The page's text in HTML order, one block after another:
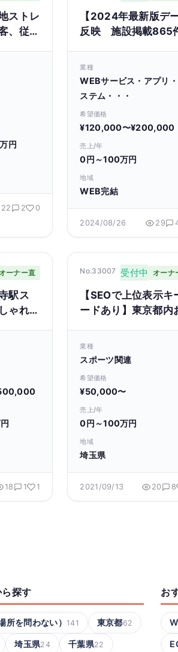
ストレ
、従業
円
22 2 0
【2024年最新版デ
反映 施設掲載865
索サイト（口コミ機
り）
業種
WEBサービス・アプリ
ステム・・・
希望価格
¥120,000〜¥200,000
売上/年
0円～100万円
地域
WEB完結
2024/08/26 29
オーナー直
駅ス
ゃれな
ルジム
ます
18 1 1
No.33007 受付中 オーナ
【SEOで上位表示キ
ードあり】東京都内
サイト
業種
スポーツ関連
希望価格
¥50,000〜
売上/年
0円～100万円
地域
埼玉県
2021/09/13 20 8
探す
所を問わない） 141 東京都62
埼玉県24 千葉県22
お